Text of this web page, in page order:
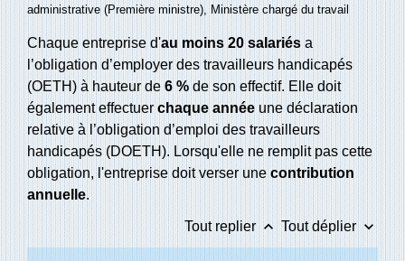
administrative (Première ministre), Ministère chargé du travail
Chaque entreprise d'au moins 20 salariésa
l’obligation d’employer des travailleurs handicapés
(OETH) à hauteur de 6 %de son effectif. Elle doit
également effectuerchaque année une déclaration
relative à l’obligation d’emploi des travailleurs
handicapés (DOETH). Lorsqu'elle ne remplit pas cette
obligation, l'entreprise doit verser une contribution
annuelle.
Tout replier keyboard_arrow_up Tout déplier keyboard_arrow_down